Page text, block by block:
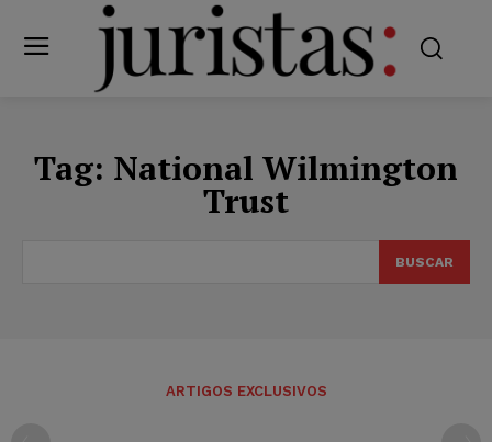
Tag: National Wilmington
Trust
BUSCAR
ARTIGOS EXCLUSIVOS